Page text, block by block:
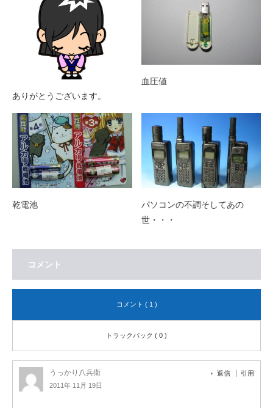
ありがとうございます。
血圧値
乾電池
パソコンの不調そしてあの
世・・・
コメント
コメント ( 1 )
トラックバック ( 0 )
うっかり八兵衛
2011年 11月 19日
返信 引用